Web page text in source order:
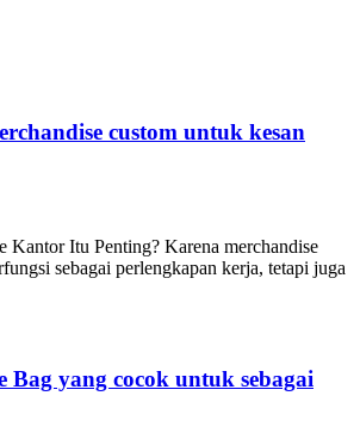
custom untuk kesan
Kantor Itu Penting? Karena merchandise
sebagai perlengkapan kerja, tetapi juga
Bag yang cocok untuk sebagai